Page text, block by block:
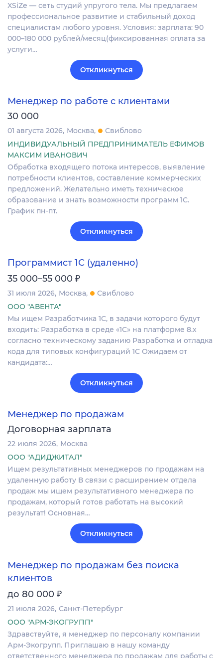
XSiZe — сеть студий упругого тела. Мы предлагаем
профессиональное развитие и стабильный доход
специалистам любого уровня. Условия: зарплата: 90
000–180 000 рублей/месяц(фиксированная оплата за
услуги…
Откликнуться
Менеджер по работе с клиентами
30 000
01 августа 2026 Москва
Свиблово
ИНДИВИДУАЛЬНЫЙ ПРЕДПРИНИМАТЕЛЬ ЕФИМОВ
МАКСИМ ИВАНОВИЧ
Обработка входящего потока интересов, выявление
потребности клиентов, составление коммерческих
предложений. Желательно иметь техническое
образование и знать возможности программ 1С.
График пн-пт.
Откликнуться
Программист 1С (удаленно)
35 000–55 000 ₽
31 июля 2026 Москва
Свиблово
ООО "АВЕНТА"
Мы ищем Разработчика 1С, в задачи которого будут
входить: Разработка в среде «1С» на платформе 8.х
согласно техническому заданию Разработка и отладка
кода для типовых конфигураций 1С Ожидаем от
кандидата:…
Откликнуться
Менеджер по продажам
Договорная зарплата
22 июля 2026 Москва
ООО "АДИДЖИТАЛ"
Ищем результативных менеджеров по продажам на
удаленную работу В связи с расширением отдела
продаж мы ищем результативного менеджера по
продажам, который готов работать на высокий
результат! Основная…
Откликнуться
Менеджер по продажам без поиска
клиентов
до 80 000 ₽
21 июля 2026 Санкт-Петербург
ООО "АРМ-ЭКОГРУПП"
Здравствуйте, я менеджер по персоналу компании
Арм-Экогрупп. Приглашаю в нашу команду
ответственного менеджера по продажам для работы с